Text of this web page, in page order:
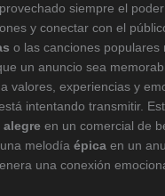
siempre el
y conectar con el
o las canciones populares
un anuncio sea
valores, experiencias y
intentando transmitir.
en un comercial de
melodía épica en un
una conexión